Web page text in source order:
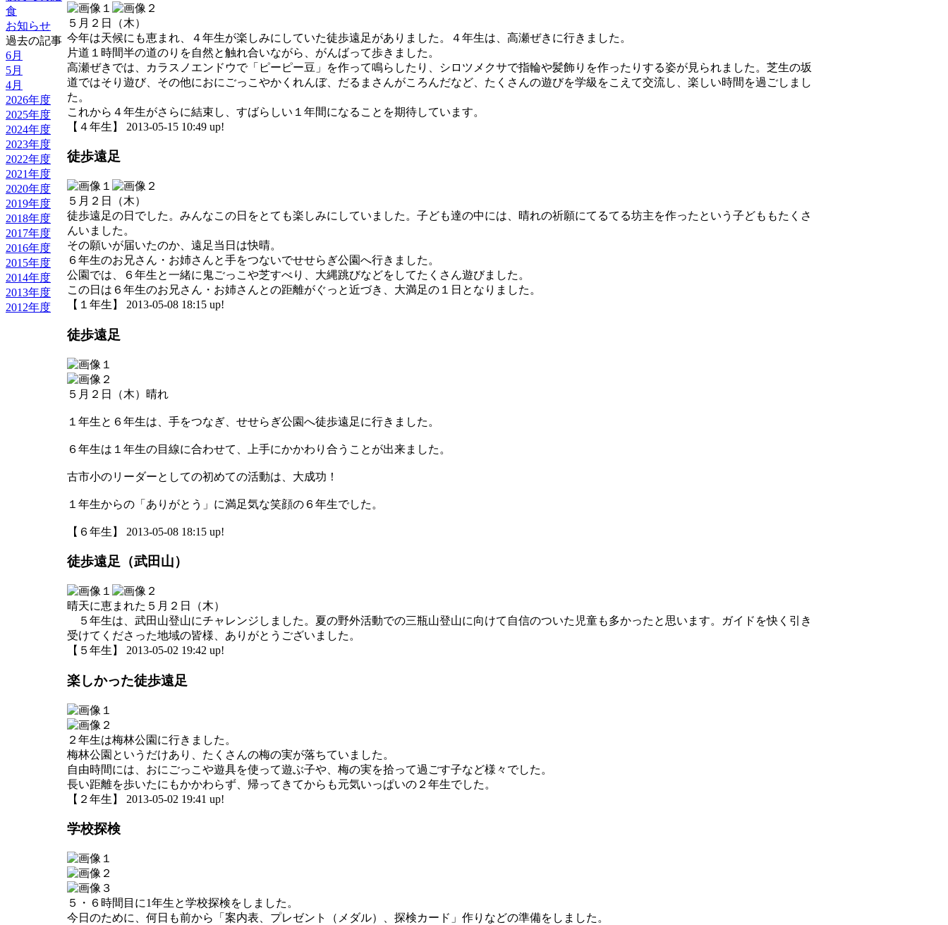
食
お知らせ
過去の記事
6月
5月
4月
2026年度
2025年度
2024年度
2023年度
2022年度
2021年度
2020年度
2019年度
2018年度
2017年度
2016年度
2015年度
2014年度
2013年度
2012年度
５月２日（木）
今年は天候にも恵まれ、４年生が楽しみにしていた徒歩遠足がありました。４年生は、高瀬ぜきに行きました。
片道１時間半の道のりを自然と触れ合いながら、がんばって歩きました。
高瀬ぜきでは、カラスノエンドウで「ピーピー豆」を作って鳴らしたり、シロツメクサで指輪や髪飾りを作ったりする姿が見られました。芝生の坂
道ではそり遊び、その他におにごっこやかくれんぼ、だるまさんがころんだなど、たくさんの遊びを学級をこえて交流し、楽しい時間を過ごしまし
た。
これから４年生がさらに結束し、すばらしい１年間になることを期待しています。
【４年生】 2013-05-15 10:49 up!
徒歩遠足
５月２日（木）
徒歩遠足の日でした。みんなこの日をとても楽しみにしていました。子ども達の中には、晴れの祈願にてるてる坊主を作ったという子どももたくさ
んいました。
その願いが届いたのか、遠足当日は快晴。
６年生のお兄さん・お姉さんと手をつないでせせらぎ公園へ行きました。
公園では、６年生と一緒に鬼ごっこや芝すべり、大縄跳びなどをしてたくさん遊びました。
この日は６年生のお兄さん・お姉さんとの距離がぐっと近づき、大満足の１日となりました。
【１年生】 2013-05-08 18:15 up!
徒歩遠足
５月２日（木）晴れ
１年生と６年生は、手をつなぎ、せせらぎ公園へ徒歩遠足に行きました。
６年生は１年生の目線に合わせて、上手にかかわり合うことが出来ました。
古市小のリーダーとしての初めての活動は、大成功！
１年生からの「ありがとう」に満足気な笑顔の６年生でした。
【６年生】 2013-05-08 18:15 up!
徒歩遠足（武田山）
晴天に恵まれた５月２日（木）
５年生は、武田山登山にチャレンジしました。夏の野外活動での三瓶山登山に向けて自信のついた児童も多かったと思います。ガイドを快く引き
受けてくださった地域の皆様、ありがとうございました。
【５年生】 2013-05-02 19:42 up!
楽しかった徒歩遠足
２年生は梅林公園に行きました。
梅林公園というだけあり、たくさんの梅の実が落ちていました。
自由時間には、おにごっこや遊具を使って遊ぶ子や、梅の実を拾って過ごす子など様々でした。
長い距離を歩いたにもかかわらず、帰ってきてからも元気いっぱいの２年生でした。
【２年生】 2013-05-02 19:41 up!
学校探検
５・６時間目に1年生と学校探検をしました。
今日のために、何日も前から「案内表、プレゼント（メダル）、探検カード」作りなどの準備をしました。